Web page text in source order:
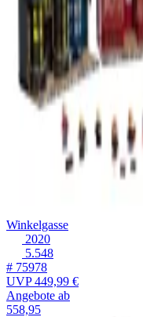
Winkelgasse
2020
5.548
# 75978
UVP449,99 €
Angebote ab
558,95